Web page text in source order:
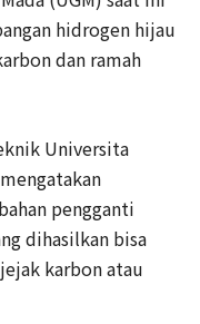
hidrogen hijau
dan ramah
Universita
pengganti
dihasilkan bisa
karbon atau